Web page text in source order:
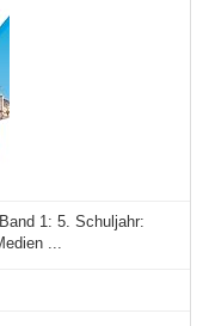
1: 5. Schuljahr:
...